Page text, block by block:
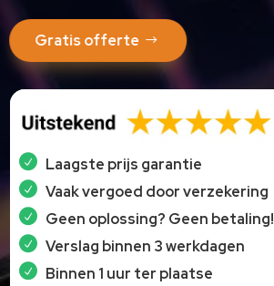
Gratis offerte
Laagste prijs garantie
Vaak vergoed door verzekering
Geen oplossing? Geen betaling!
Verslag binnen 3 werkdagen
Binnen 1 uur ter plaatse